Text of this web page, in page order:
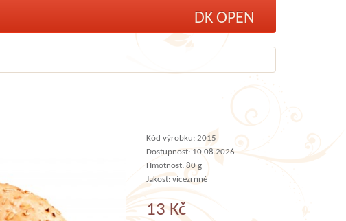
DK OPEN
Kód výrobku: 2015
Dostupnost: 10.08.2026
Hmotnost: 80 g
Jakost: vícezrnné
13 Kč